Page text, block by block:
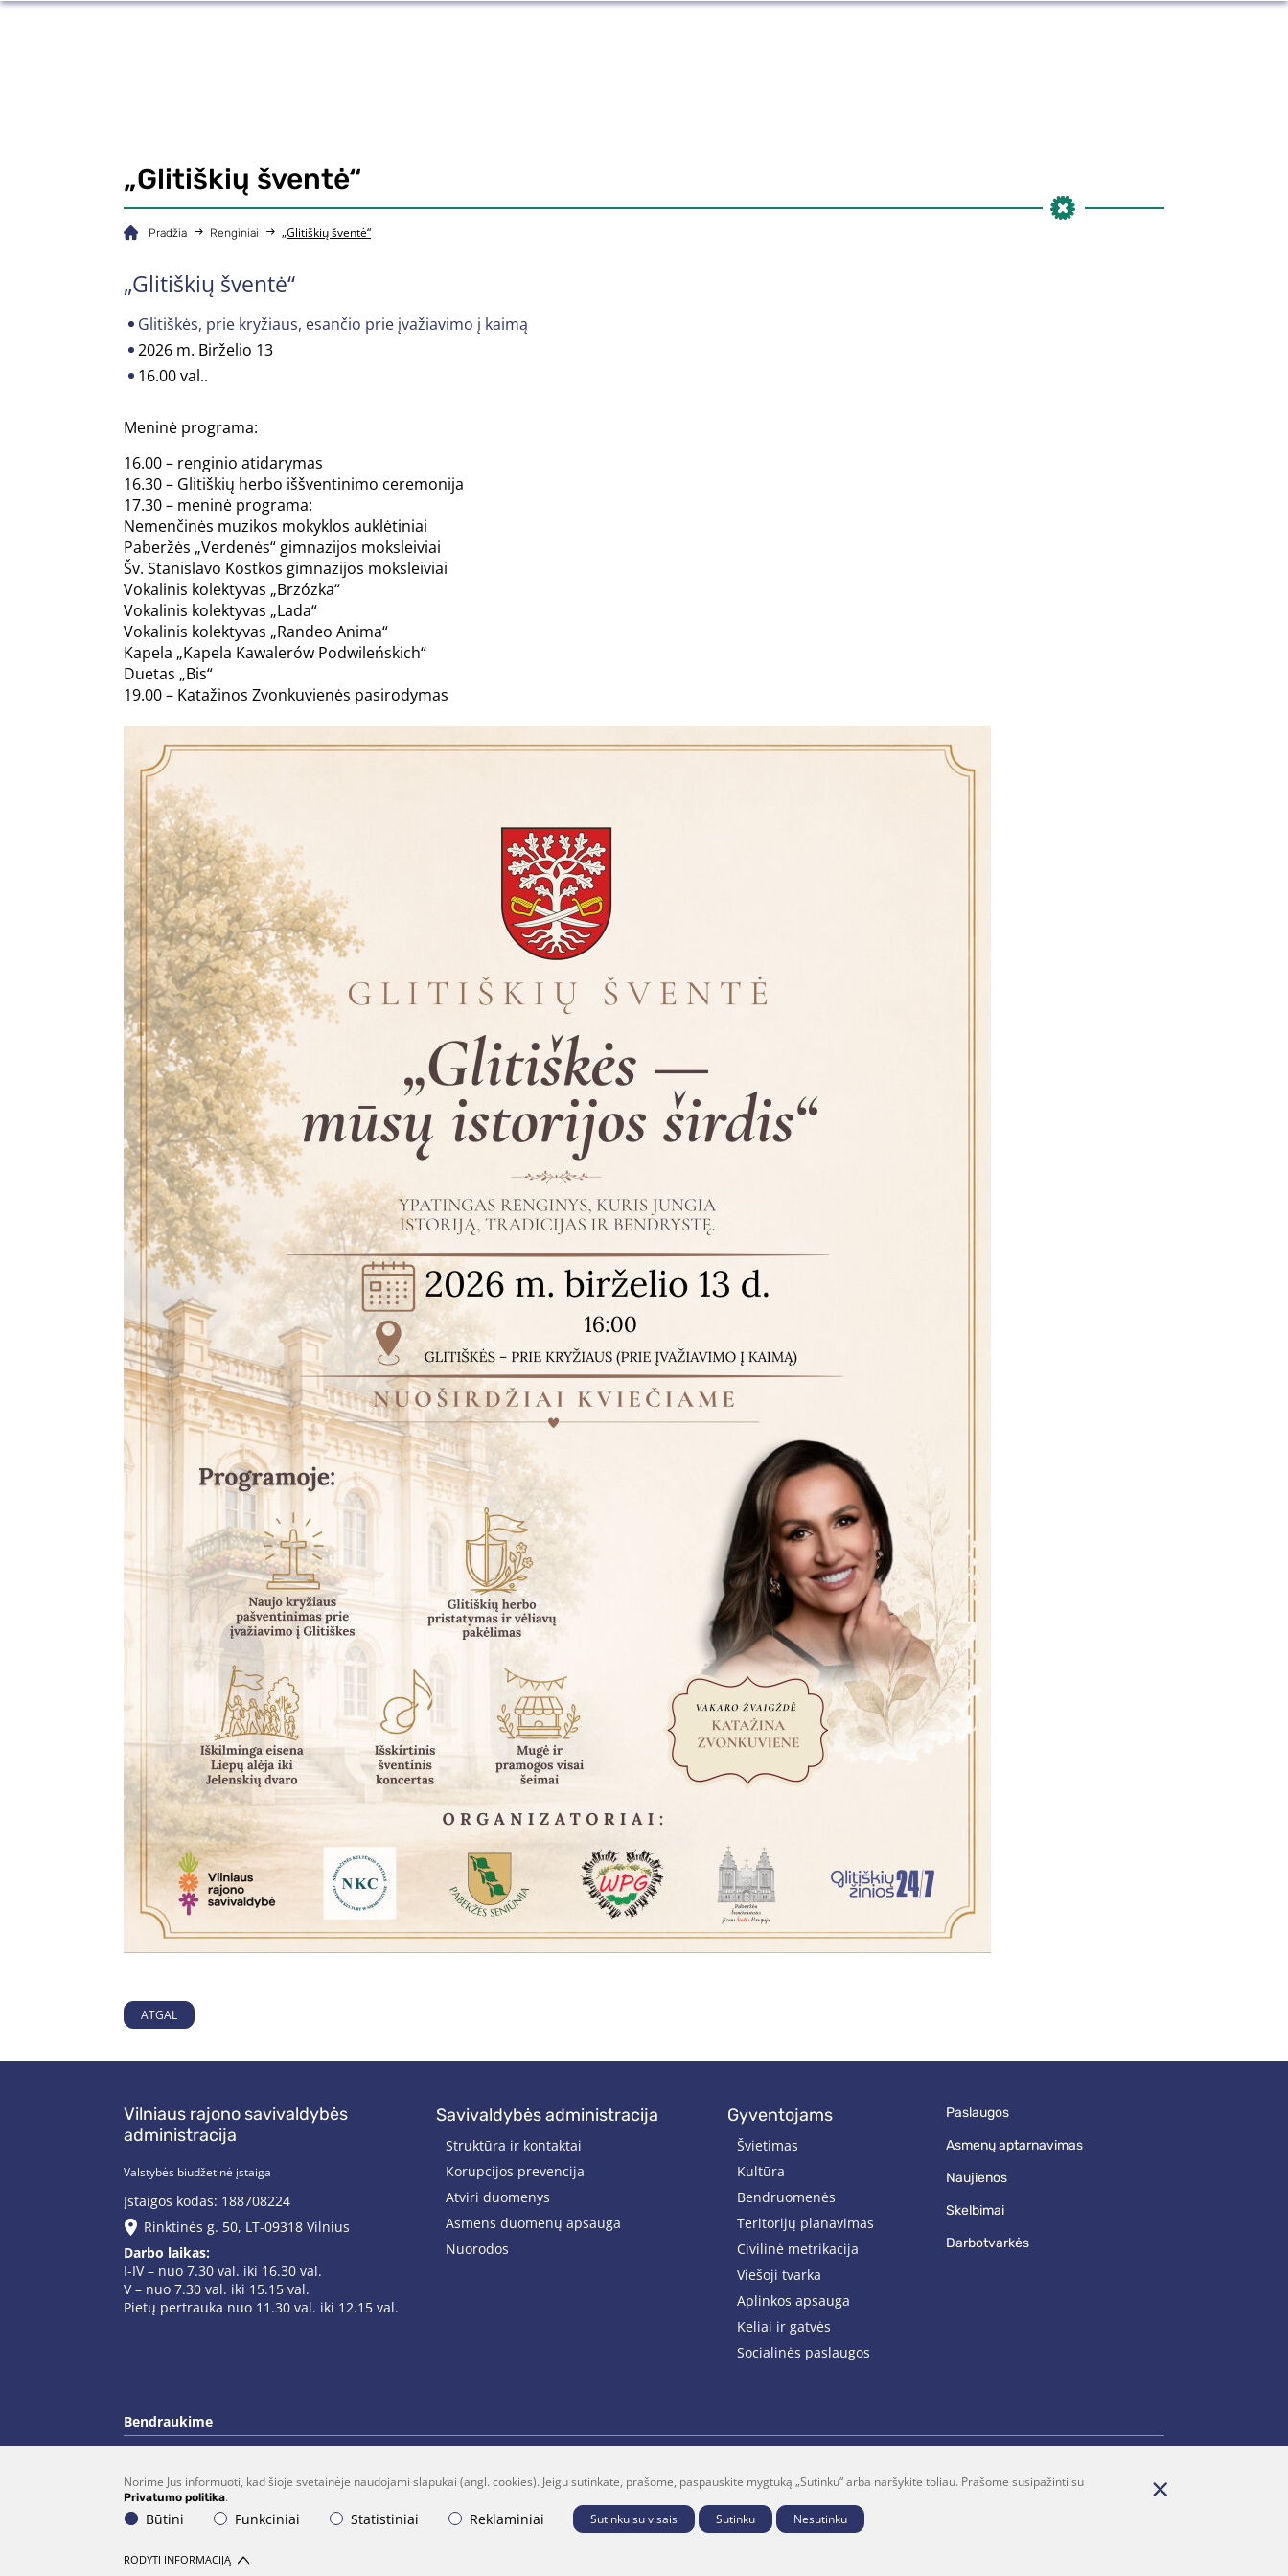
„Glitiškių šventė“
Pradžia Renginiai „Glitiškių šventė“
„Glitiškių šventė“
Glitiškės, prie kryžiaus, esančio prie įvažiavimo į kaimą
2026 m. Birželio 13
16.00 val..
Meninė programa:
16.00 – renginio atidarymas
16.30 – Glitiškių herbo iššventinimo ceremonija
17.30 – meninė programa:
Nemenčinės muzikos mokyklos auklėtiniai
Paberžės „Verdenės“ gimnazijos moksleiviai
Šv. Stanislavo Kostkos gimnazijos moksleiviai
Vokalinis kolektyvas „Brzózka“
Vokalinis kolektyvas „Lada“
Vokalinis kolektyvas „Randeo Anima“
Kapela „Kapela Kawalerów Podwileńskich“
Duetas „Bis“
19.00 – Katažinos Zvonkuvienės pasirodymas
ATGAL
Vilniaus rajono savivaldybės
administracija
Valstybės biudžetinė įstaiga
Įstaigos kodas: 188708224
Rinktinės g. 50, LT-09318 Vilnius
Darbo laikas:
I-IV – nuo 7.30 val. iki 16.30 val.
V – nuo 7.30 val. iki 15.15 val.
Pietų pertrauka nuo 11.30 val. iki 12.15 val.
savivaldybės administracija
Struktūra ir kontaktai
Korupcijos prevencija
Atviri duomenys
Asmens duomenų apsauga
Nuorodos
gyventojams
Švietimas
Kultūra
Bendruomenės
Teritorijų planavimas
Civilinė metrikacija
Viešoji tvarka
Aplinkos apsauga
Keliai ir gatvės
Socialinės paslaugos
paslaugos
asmenų aptarnavimas
naujienos
skelbimai
darbotvarkės
Bendraukime
(0 5)  275 1990 vrsa@vrsa.lt Facebook Youtube Prenumerata Parašykite mums
© 2026 Visos teisės saugomos. Sprendimas:
Norime Jus informuoti, kad šioje svetainėje naudojami slapukai (angl. cookies). Jeigu sutinkate, prašome, paspauskite mygtuką „Sutinku“ arba naršykite toliau. Prašome susipažinti su
Privatumo politika.
Būtini Funkciniai Statistiniai Reklaminiai Sutinku su visais Sutinku Nesutinku
RODYTI INFORMACIJĄ